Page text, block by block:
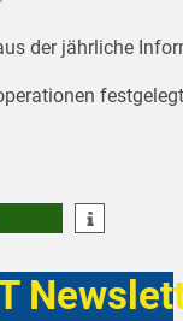
der jährliche